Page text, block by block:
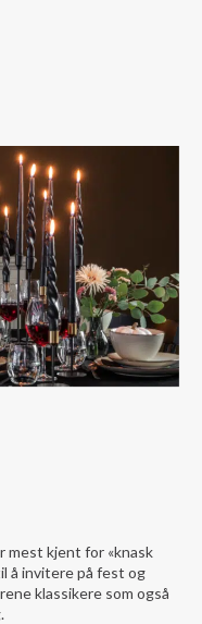
mest kjent for «knask
å invitere på fest og
klassikere som også